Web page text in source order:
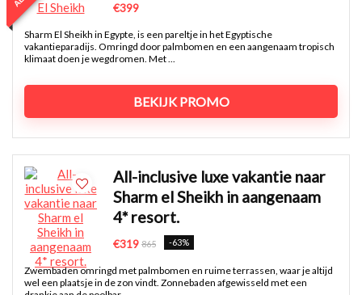
€399
Sharm El Sheikh in Egypte, is een pareltje in het Egyptische
vakantieparadijs. Omringd door palmbomen en een aangenaam tropisch
klimaat doen je wegdromen. Met ...
BEKIJK PROMO
All-inclusive luxe vakantie naar
Sharm el Sheikh in aangenaam
4* resort.
€319 865 -63%
Zwembaden omringd met palmbomen en ruime terrassen, waar je altijd
wel een plaatsje in de zon vindt. Zonnebaden afgewisseld met een